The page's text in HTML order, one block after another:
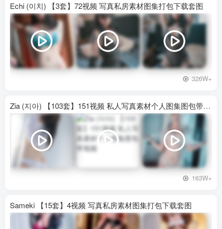
Echi (이치) 【3套】72视频 写真私房素材图集打包下载套图
326W+
Zia (지아) 【103套】151视频 私人写真素材个人图集图包带视频
163W+
Sameki 【15套】4视频 写真私房素材图集打包下载套图